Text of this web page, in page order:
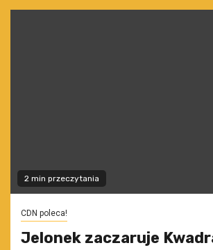
2 min przeczytania
CDN poleca!
Jelonek zaczaruje